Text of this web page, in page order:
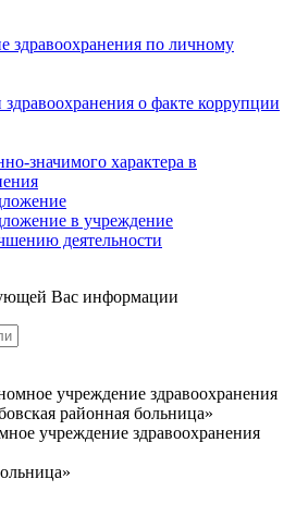
здравоохранения по личному
о факте коррупции
значимого характера в
в учреждение
деятельности
Вас информации
учреждение здравоохранения